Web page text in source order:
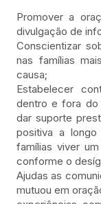
Promover a
divulgação de
Conscientizar
nas famílias
causa;
Estabelecer
dentro e fora do
dar suporte
positiva a
famílias viver
conforme o
Ajudas as
mutuou em